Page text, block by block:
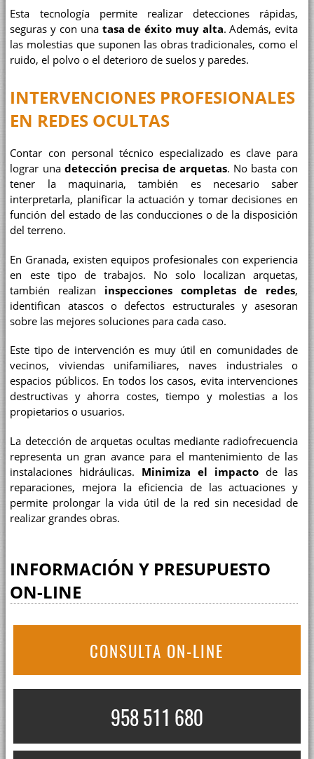
Esta tecnología permite realizar detecciones rápidas,
seguras y con una tasa de éxito muy alta. Además, evita
las molestias que suponen las obras tradicionales, como el
ruido, el polvo o el deterioro de suelos y paredes.
INTERVENCIONES PROFESIONALES
EN REDES OCULTAS
Contar con personal técnico especializado es clave para
lograr una detección precisa de arquetas. No basta con
tener la maquinaria, también es necesario saber
interpretarla, planificar la actuación y tomar decisiones en
función del estado de las conducciones o de la disposición
del terreno.
En Granada, existen equipos profesionales con experiencia
en este tipo de trabajos. No solo localizan arquetas,
también realizan inspecciones completas de redes,
identifican atascos o defectos estructurales y asesoran
sobre las mejores soluciones para cada caso.
Este tipo de intervención es muy útil en comunidades de
vecinos, viviendas unifamiliares, naves industriales o
espacios públicos. En todos los casos, evita intervenciones
destructivas y ahorra costes, tiempo y molestias a los
propietarios o usuarios.
La detección de arquetas ocultas mediante radiofrecuencia
representa un gran avance para el mantenimiento de las
instalaciones hidráulicas. Minimiza el impacto de las
reparaciones, mejora la eficiencia de las actuaciones y
permite prolongar la vida útil de la red sin necesidad de
realizar grandes obras.
INFORMACIÓN Y PRESUPUESTO
ON-LINE
CONSULTA ON-LINE
958 511 680